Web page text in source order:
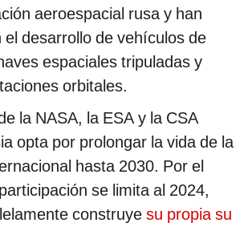
aeroespacial rusa y han
el desarrollo de vehículos de
espaciales tripuladas y
orbitales.
la NASA, la ESA y la CSA
opta por prolongar la vida de la
hasta 2030. Por el
se limita al 2024,
construye su propia su